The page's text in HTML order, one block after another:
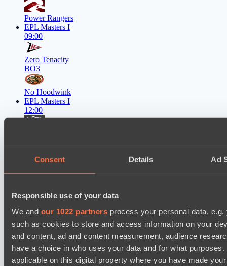
Consent Details Ad
Responsible use of your data
We and our 1022 partners process your personal data,
such as cookies to store and access information on your
and content, ad and content measurement, audience
have a choice in who uses your data and for what
applicable on this digital property where you have made
Power Rangers
EPL Masters I
09:00
Zero Tenacity
BO3
No Hoodwink
EPL Masters I
12:00
EPL Masters I
Power Rangers
BO3
Team Jenz
EPL Masters I
18:00